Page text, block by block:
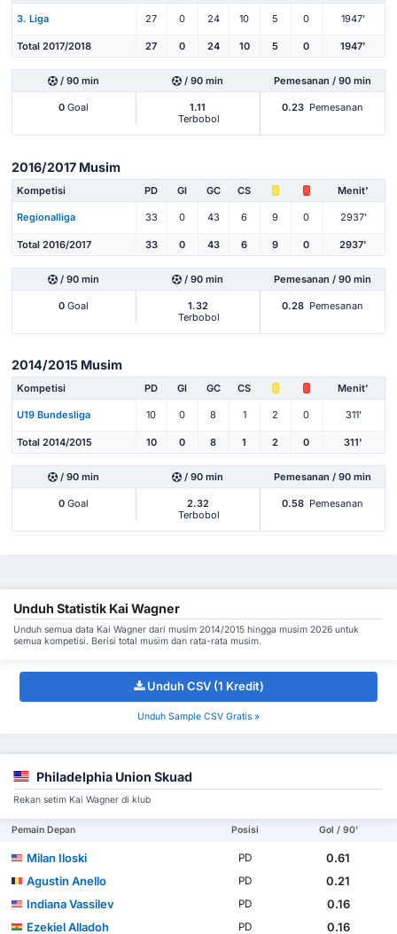
3. Liga 27 0 24 10 5 0 1947'
Total 2017/2018 27 0 24 10 5 0 1947'
/ 90 min / 90 min Pemesanan / 90 min
0 Goal
1.11
Terbobol
0.23 Pemesanan
2016/2017 Musim
Kompetisi PD Gl GC CS Menit'
Regionalliga 33 0 43 6 9 0 2937'
Total 2016/2017 33 0 43 6 9 0 2937'
/ 90 min / 90 min Pemesanan / 90 min
0 Goal
1.32
Terbobol
0.28 Pemesanan
2014/2015 Musim
Kompetisi PD Gl GC CS Menit'
U19 Bundesliga 10 0 8 1 2 0 311'
Total 2014/2015 10 0 8 1 2 0 311'
/ 90 min / 90 min Pemesanan / 90 min
0 Goal
2.32
Terbobol
0.58 Pemesanan
Unduh Statistik Kai Wagner
Unduh semua data Kai Wagner dari musim 2014/2015 hingga musim 2026 untuk
semua kompetisi. Berisi total musim dan rata-rata musim.
Unduh CSV (1 Kredit)
Unduh Sample CSV Gratis »
Philadelphia Union Skuad
Rekan setim Kai Wagner di klub
Pemain Depan Posisi Gol / 90'
Milan Iloski PD
0.61
Agustin Anello
PD
0.21
Indiana Vassilev
PD
0.16
Ezekiel Alladoh
PD 0.16